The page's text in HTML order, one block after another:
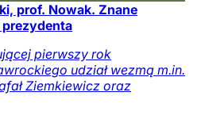
prof. Nowak. Znane
prezydenta
pierwszy rok
udział wezmą m.in.
Ziemkiewicz oraz